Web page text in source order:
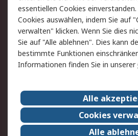
AGB
Cookie-Richtlinie
Copyright/Impressum
RS
Karriere bei RS
Qualität/Umwelt/Zertifikate
essentiellen Cookies
Cookies auswählen, indem Sie auf
verwalten" klicken. Wenn Sie dies
Sie auf "Alle ablehnen". Dies kann
bestimmte Funktionen
Informationen finden Sie in unserer
Alle
Cookies
Alle